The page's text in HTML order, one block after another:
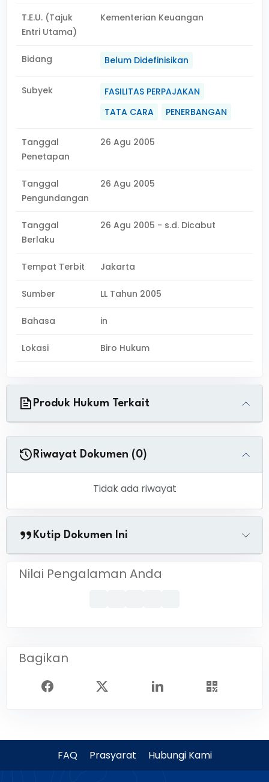
T.E.U. (Tajuk
Entri Utama)
Kementerian Keuangan
Bidang Belum Didefinisikan
Subyek
FASILITAS PERPAJAKAN
TATA CARA
PENERBANGAN
Tanggal
Penetapan
26 Agu 2005
Tanggal
Pengundangan
26 Agu 2005
Tanggal
Berlaku
26 Agu 2005 - s.d. Dicabut
Tempat Terbit Jakarta
Sumber LL Tahun 2005
Bahasa in
Lokasi Biro Hukum
Produk Hukum Terkait
Riwayat Dokumen (0)
Tidak ada riwayat
Kutip Dokumen Ini
Nilai Pengalaman Anda
Bagikan
FAQ Prasyarat Hubungi Kami